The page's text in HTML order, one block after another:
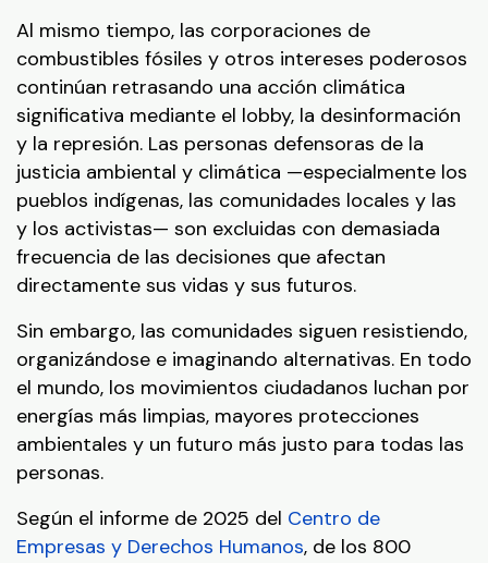
Al mismo tiempo, las corporaciones de
combustibles fósiles y otros intereses poderosos
continúan retrasando una acción climática
significativa mediante el lobby, la desinformación
y la represión. Las personas defensoras de la
justicia ambiental y climática —especialmente los
pueblos indígenas, las comunidades locales y las
y los activistas— son excluidas con demasiada
frecuencia de las decisiones que afectan
directamente sus vidas y sus futuros.
Sin embargo, las comunidades siguen resistiendo,
organizándose e imaginando alternativas. En todo
el mundo, los movimientos ciudadanos luchan por
energías más limpias, mayores protecciones
ambientales y un futuro más justo para todas las
personas.
Según el informe de 2025 del Centro de
Empresas y Derechos Humanos, de los 800